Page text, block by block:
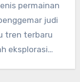
permainan
judi
tren terbaru
eksplorasi…